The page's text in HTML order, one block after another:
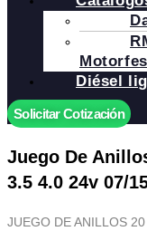
Diésel
Solicitar Cotización
Juego De
3.5 4.0 24v 07/
JUEGO DE ANILLOS